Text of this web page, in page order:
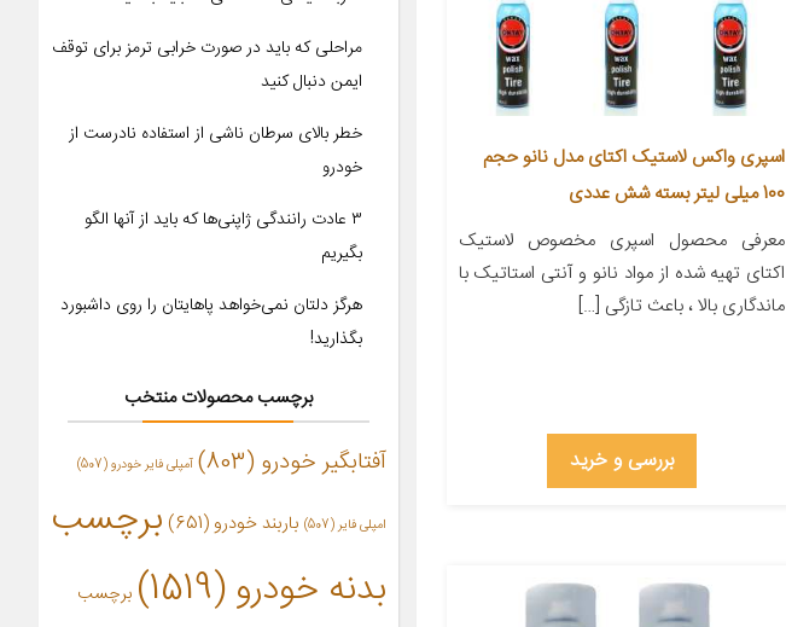
اسپری واکس لاستیک اکتای مدل نانو حجم
100 میلی لیتر بسته شش عددی
معرفی محصول اسپری مخصوص لاستیک
اکتای تهیه شده از مواد نانو و آنتی استاتیک با
ماندگاری بالا ، باعث تازگی […]
بررسی و خرید
مراحلی که باید در صورت خرابی ترمز برای توقف
ایمن دنبال کنید
خطر بالای سرطان ناشی از استفاده نادرست از
خودرو
۳ عادت رانندگی ژاپنی‌ها که باید از آنها الگو
بگیریم
هرگز دلتان نمی‌خواهد پاهایتان را روی داشبورد
بگذارید!
برچسب محصولات منتخب
آفتابگیر خودرو (803) آمپلی فایر خودرو(507)
امپلی فایر (507) باربند خودرو(651)
برچسب
بدنه خودرو(1519) برچسب